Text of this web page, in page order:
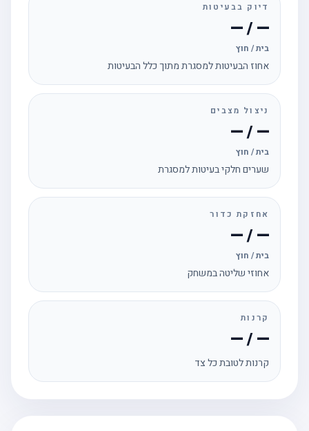
דיוק בבעיטות
— / —
בית / חוץ
אחוז הבעיטות למסגרת מתוך כלל הבעיטות
ניצול מצבים
— / —
בית / חוץ
שערים חלקי בעיטות למסגרת
אחזקת כדור
— / —
בית / חוץ
אחוזי שליטה במשחק
קרנות
— / —
קרנות לטובת כל צד